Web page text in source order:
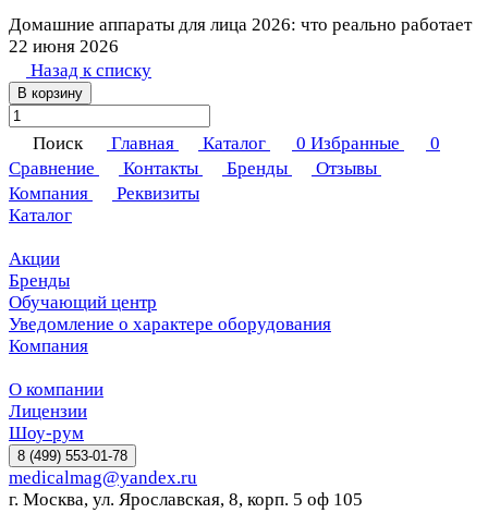
Домашние аппараты для лица 2026: что реально работает
22 июня 2026
Назад к списку
В корзину
Поиск Главная Каталог 0 Избранные
0
Сравнение
Контакты Бренды
Отзывы
Компания
Реквизиты
Каталог
Акции
Бренды
Обучающий центр
Уведомление о характере оборудования
Компания
О компании
Лицензии
Шоу-рум
8 (499) 553-01-78
medicalmag@yandex.ru
г. Москва, ул. Ярославская, 8, корп. 5 оф 105